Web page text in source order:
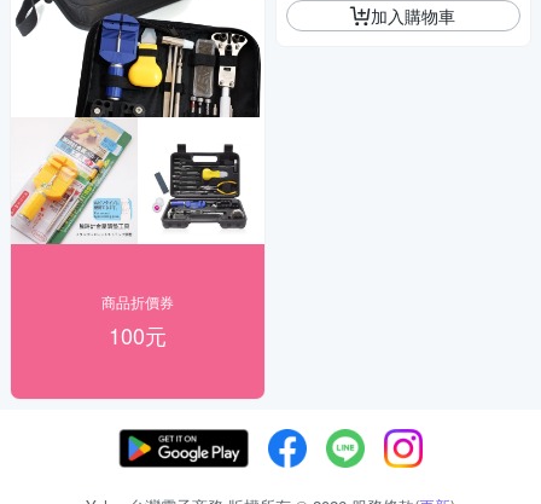
商品折價券
100元
加入購物車